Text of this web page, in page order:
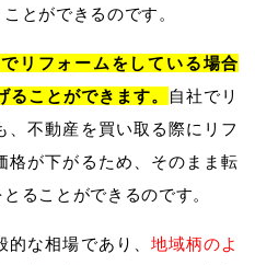
とができるのです。
リフォームをしている場合
ことができます。
自社でリ
、不動産を買い取る際にリフ
格が下がるため、そのまま転
ることができるのです。
な相場であり、 地域柄のよ